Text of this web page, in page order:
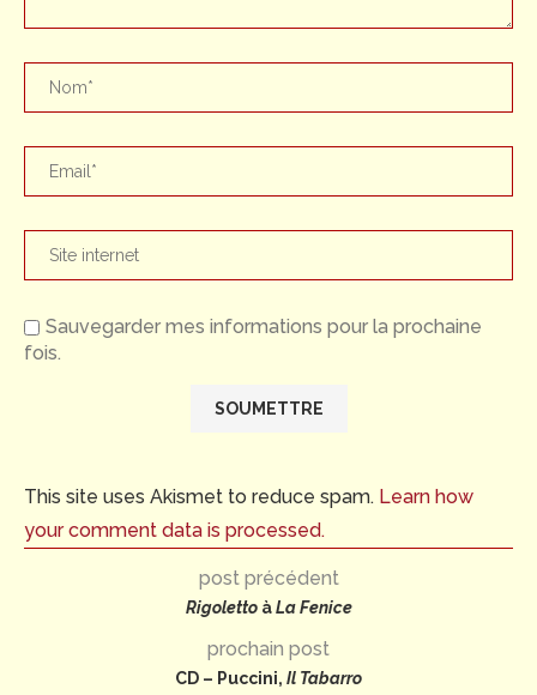
Sauvegarder mes informations pour la prochaine
fois.
This site uses Akismet to reduce spam. Learn how
your comment data is processed.
post précédent
RigolettoàLa Fenice
prochain post
CD – Puccini, Il Tabarro